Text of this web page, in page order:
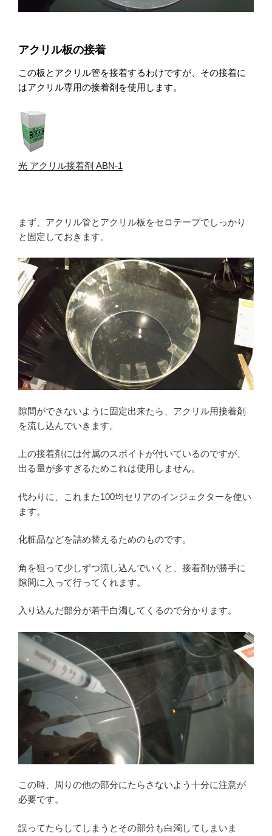
アクリル板の接着
この板とアクリル管を接着するわけですが、その接着に
はアクリル専用の接着剤を使用します。
光 アクリル接着剤 ABN-1
まず、アクリル管とアクリル板をセロテープでしっかり
と固定しておきます。
隙間ができないように固定出来たら、アクリル用接着剤
を流し込んでいきます。
上の接着剤には付属のスポイトが付いているのですが、
出る量が多すぎるためこれは使用しません。
代わりに、これまた100均セリアのインジェクターを使い
ます。
化粧品などを詰め替えるためのものです。
角を狙って少しずつ流し込んでいくと、接着剤が勝手に
隙間に入って行ってくれます。
入り込んだ部分が若干白濁してくるので分かります。
この時、周りの他の部分にたらさないよう十分に注意が
必要です。
誤ってたらしてしまうとその部分も白濁してしまいま